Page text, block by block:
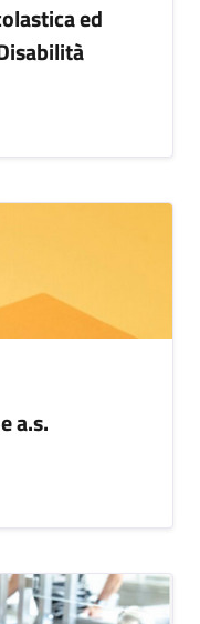
ed
a.s.